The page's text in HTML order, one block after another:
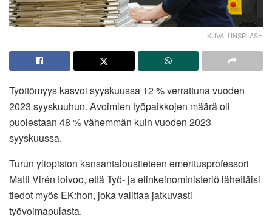
KUVA: UNSPLASH
Työttömyys kasvoi syyskuussa 12 % verrattuna vuoden
2023 syyskuuhun. Avoimien työpaikkojen määrä oli
puolestaan 48 % vähemmän kuin vuoden 2023
syyskuussa.
Turun yliopiston kansantaloustieteen emeritusprofessori
Matti Virén toivoo, että Työ- ja elinkeinoministeriö lähettäisi
tiedot myös EK:hon, joka valittaa jatkuvasti
työvoimapulasta.